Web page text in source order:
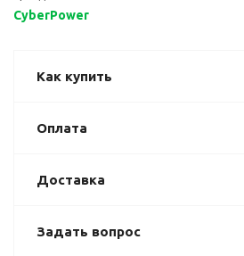
CyberPower
Как купить
Оплата
Доставка
Задать вопрос